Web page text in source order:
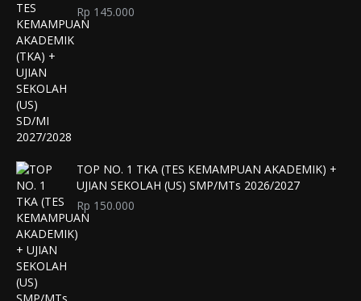
Rp 145.000
TOP NO. 1 TKA (TES KEMAMPUAN AKADEMIK) +
UJIAN SEKOLAH (US) SMP/MTs 2026/2027
Rp 150.000